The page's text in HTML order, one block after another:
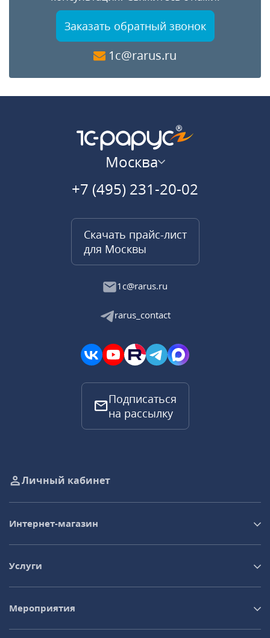
Заказать обратный звонок
1c@rarus.ru
Москва
+7 (495) 231-20-02
Скачать прайс-лист
для Москвы
1c@rarus.ru
rarus_contact
Подписаться
на рассылку
Личный кабинет
Интернет-магазин
Услуги
Мероприятия